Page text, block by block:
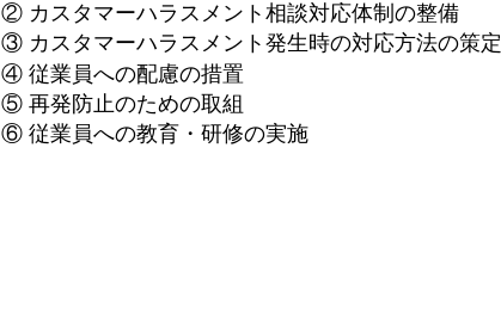
② カスタマーハラスメント相談対応体制の整備
③ カスタマーハラスメント発⽣時の対応方法の策定
④ 従業員への配慮の措置
⑤ 再発防止のための取組
⑥ 従業員への教育・研修の実施